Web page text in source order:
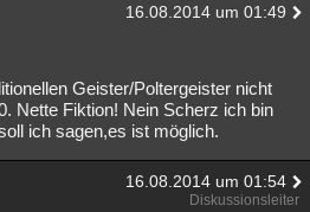
16.08.2014 um 01:49
Geister/Poltergeister nicht
Nette Fiktion! Nein Scherz ich bin
ich sagen,es ist möglich.
16.08.2014 um 01:54
Diskussionsleiter